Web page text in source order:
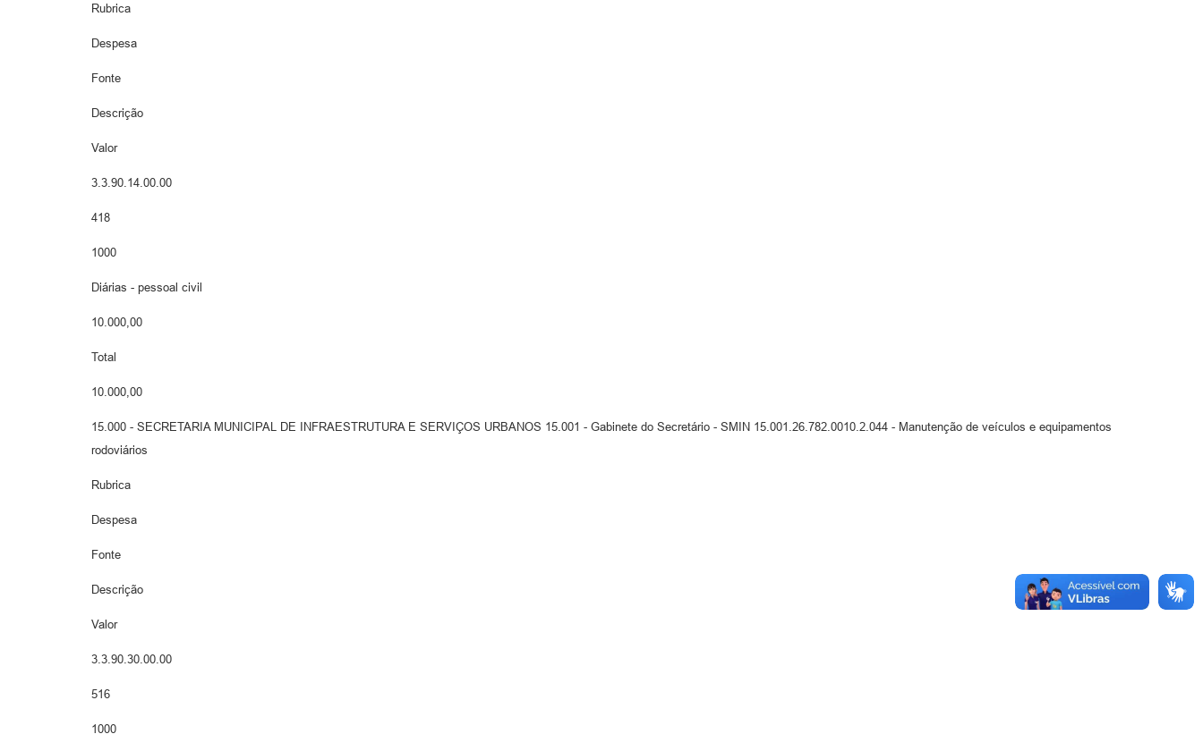
Rubrica
Despesa
Fonte
Descrição
Valor
3.3.90.14.00.00
418
1000
Diárias - pessoal civil
10.000,00
Total
10.000,00
15.000 - SECRETARIA MUNICIPAL DE INFRAESTRUTURA E SERVIÇOS URBANOS 15.001 - Gabinete do Secretário - SMIN 15.001.26.782.0010.2.044 - Manutenção de veículos e equipamentos
rodoviários
Rubrica
Despesa
Fonte
Descrição
Valor
3.3.90.30.00.00
516
1000